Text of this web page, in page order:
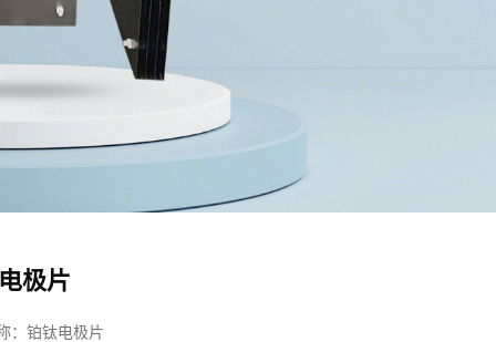
极片
： 铂钛电极片